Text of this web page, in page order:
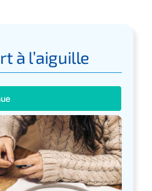
acquis – VAE
Réseau
à l’aiguille